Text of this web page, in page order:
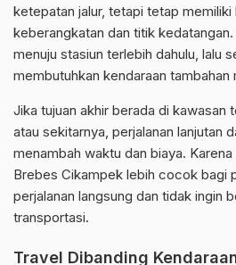
ketepatan jalur, tetapi tetap
keberangkatan dan titik
menuju stasiun terlebih dahulu, lalu
membutuhkan kendaraan tambahan
Jika tujuan akhir berada di kawasan
atau sekitarnya, perjalanan lanjutan
menambah waktu dan biaya.
Brebes Cikampek lebih cocok bagi
perjalanan langsung dan tidak ingin
transportasi.
Travel Dibanding